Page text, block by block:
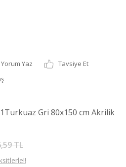
Yorum Yaz
Tavsiye Et
Gri 80x150 cm Akrilik
TL